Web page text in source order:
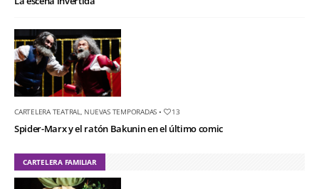
CARTELERA TEATRAL NUEVAS TEMPORADAS • 13
Spider-Marx y el ratón Bakunin en el último comic
CARTELERA FAMILIAR